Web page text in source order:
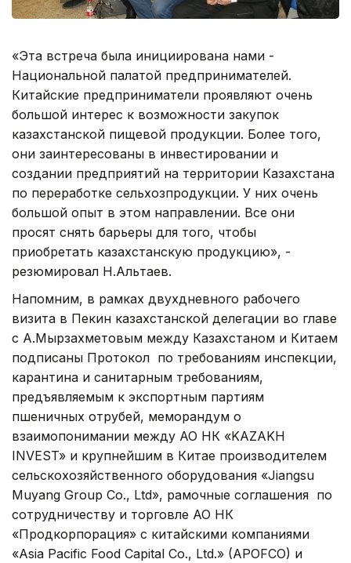
«Эта встреча была инициирована нами -
Национальной палатой предпринимателей.
Китайские предприниматели проявляют очень
большой интерес к возможности закупок
казахстанской пищевой продукции. Более того,
они заинтересованы в инвестировании и
создании предприятий на территории Казахстана
по переработке сельхозпродукции. У них очень
большой опыт в этом направлении. Все они
просят снять барьеры для того, чтобы
приобретать казахстанскую продукцию», -
резюмировал Н.Альтаев.
Напомним, в рамках двухдневного рабочего
визита в Пекин казахстанской делегации во главе
с А.Мырзахметовым между Казахстаном и Китаем
подписаны Протокол по требованиям инспекции,
карантина и санитарным требованиям,
предъявляемым к экспортным партиям
пшеничных отрубей, меморандум о
взаимопонимании между АО НК «KAZAKH
INVEST» и крупнейшим в Китае производителем
сельскохозяйственного оборудования «Jiangsu
Muyang Group Co., Ltd», рамочные соглашения по
сотрудничеству и торговле АО НК
«Продкорпорация» с китайскими компаниями
«Asia Pacific Food Capital Co., Ltd.» (APOFCO) и